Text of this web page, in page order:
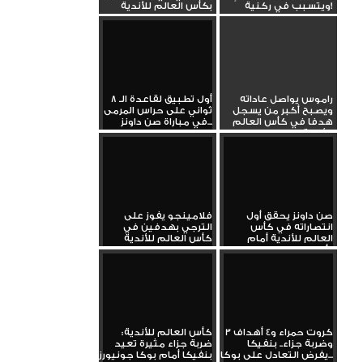
ويتسبب في ركنية!
بكأس العالم للأندية
راموس يواصل عاداته
ويصبح أكبر من يسجل
هدفا في كأس العالم
للأندية
أول تطبيق لقاعدة الـ 8
ثواني على حراس المرمى
في مباراة صن داونز...
صن داونز يحقق أول
انتصاراته في كأس
العالم للأندية أمام
أولسان...
فلامينجو يفوز على
الترجي بهدفين في
كأس العالم للأندية
3 كروت حمراء و4 أهداف
وضربة جزاء.. بنفيكا
يفرض التعادل على بوكا...
كأس العالم للأندية:
ضربة جزاء مثيرة تعيد
بنفيكا أمام بوكا جونيورز